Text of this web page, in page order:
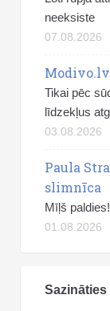
neeksiste
07.08.2026
Modivo.lv
Tikai pēc
līdzekļus
03.08.2026
Paula
slimnīca
Mīļš paldies!
01.08.2026